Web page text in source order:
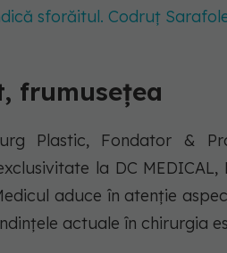
sforăitul. Codruț
frumusețea
Plastic, Fondator &
la DC MEDICAL,
aduce în atenție
actuale în chirurgia